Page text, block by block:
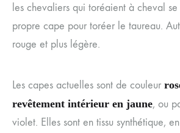
les chevaliers qui toréaient à cheval
propre cape pour toréer le taureau.
rouge et plus légère.
Les capes actuelles sont de couleur
revêtement intérieur en jaune, ou
violet. Elles sont en tissu synthétique,